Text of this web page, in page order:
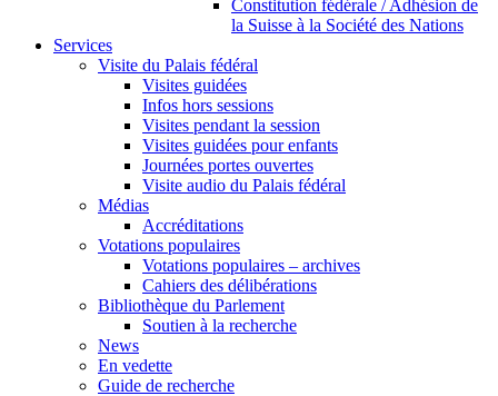
Constitution fédérale / Adhésion de
la Suisse à la Société des Nations
Services
Visite du Palais fédéral
Visites guidées
Infos hors sessions
Visites pendant la session
Visites guidées pour enfants
Journées portes ouvertes
Visite audio du Palais fédéral
Médias
Accréditations
Votations populaires
Votations populaires – archives
Cahiers des délibérations
Bibliothèque du Parlement
Soutien à la recherche
News
En vedette
Guide de recherche